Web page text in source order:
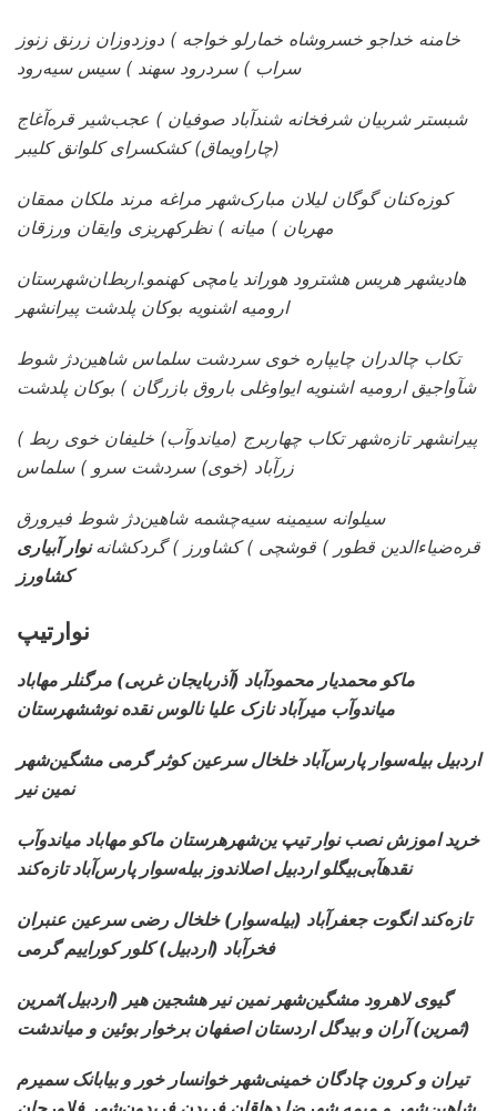
خامنه خداجو خسروشاه خمارلو خواجه ) دوزدوزان زرنق زنوز
سراب ) سردرود سهند ) سیس سیه‌رود
شبستر شربیان شرفخانه شندآباد صوفیان ) عجب‌شیر قره‌آغاج
(چاراویماق) کشکسرای کلوانق کلیبر
کوزه‌کنان گوگان لیلان مبارک‌شهر مراغه مرند ملکان ممقان
مهربان ) میانه ) نظرکهریزی وایقان ورزقان
هادیشهر هریس هشترود هوراند یامچی کهنمو.اﺭﺑﻂﺎﻥشهرستان
ارومیه اشنویه بوکان پلدشت پیرانشهر
تکاب چالدران چایپاره خوی سردشت سلماس شاهین‌دژ شوط
شآواجیق ارومیه اشنویه ایواوغلی باروق بازرگان ) بوکان پلدشت
پیرانشهر تازه‌شهر تکاب چهاربرج (میاندوآب) خلیفان خوی ربط )
زرآباد (خوی) سردشت سرو ) سلماس
سیلوانه سیمینه سیه‌چشمه شاهین‌دژ شوط فیرورق
قره‌ضیاءالدین قطور ) قوشچی ) کشاورز ) گردکشانهنوار آبیاری
کشاورز
نوارتیپ
ماکو محمدیار محمودآباد (آذربایجان غربی) مرگنلر مهاباد
میاندوآب میرآباد نازک علیا نالوس نقده نوششهرستان
اردبیل بیله‌سوار پارس‌آباد خلخال سرعین کوثر گرمی مشگین‌شهر
نمین نیر
خرید اموزش نصب نوار تیپین‌شهرهرستان ماکو مهاباد میاندوآب
نقدهآبی‌بیگلو اردبیل اصلاندوز بیله‌سوار پارس‌آباد تازه‌کند
تازه‌کند انگوت جعفرآباد (بیله‌سوار) خلخال رضی سرعین عنبران
فخرآباد (اردبیل) کلور کوراییم گرمی
گیوی لاهرود مشگین‌شهر نمین نیر هشجین هیر (اردبیل)ثمرین
(ثمرین) آران و بیدگل اردستان اصفهان برخوار بوئین و میاندشت
تیران و کرون چادگان خمینی‌شهر خوانسار خور و بیابانک سمیرم